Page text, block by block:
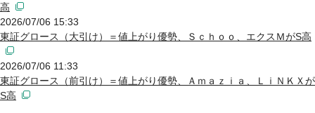
高
2026/07/06 15:33
東証グロース（大引け）＝値上がり優勢、Ｓｃｈｏｏ、エクスＭがS高
2026/07/06 11:33
東証グロース（前引け）＝値上がり優勢、Ａｍａｚｉａ、ＬｉＮＫＸが
S高